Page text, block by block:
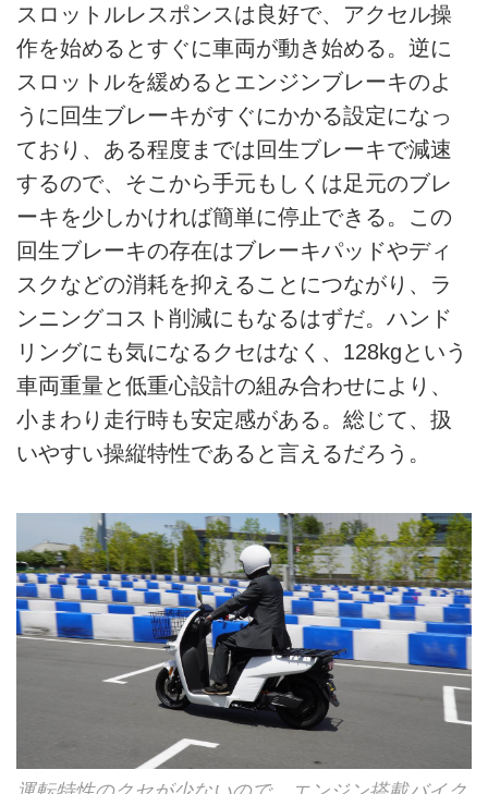
スロットルレスポンスは良好で、アクセル操
作を始めるとすぐに車両が動き始める。逆に
スロットルを緩めるとエンジンブレーキのよ
うに回生ブレーキがすぐにかかる設定になっ
ており、ある程度までは回生ブレーキで減速
するので、そこから手元もしくは足元のブレ
ーキを少しかければ簡単に停止できる。この
回生ブレーキの存在はブレーキパッドやディ
スクなどの消耗を抑えることにつながり、ラ
ンニングコスト削減にもなるはずだ。ハンド
リングにも気になるクセはなく、128kgという
車両重量と低重心設計の組み合わせにより、
小まわり走行時も安定感がある。総じて、扱
いやすい操縦特性であると言えるだろう。